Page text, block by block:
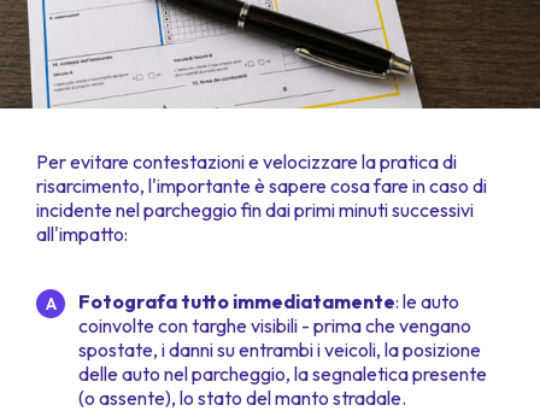
Per evitare contestazioni e velocizzare la pratica di
risarcimento, l'importante è sapere cosa fare in caso di
incidente nel parcheggio fin dai primi minuti successivi
all'impatto:
Fotografa tutto immediatamente: le auto
coinvolte con targhe visibili - prima che vengano
spostate, i danni su entrambi i veicoli, la posizione
delle auto nel parcheggio, la segnaletica presente
(o assente), lo stato del manto stradale.